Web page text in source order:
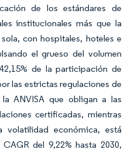
de los estándares de
institucionales más que la
con hospitales, hoteles e
el grueso del volumen
de la participación de
las estrictas regulaciones de
ANVISA que obligan a las
certificadas, mientras
económica, está
del 9,22% hasta 2030,